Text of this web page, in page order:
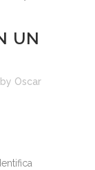
UN
by Oscar